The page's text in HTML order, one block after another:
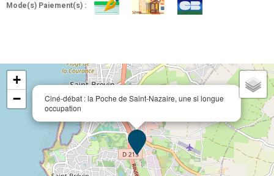
Mode(s) Paiement(s) :
Ciné-débat : la Poche de Saint-Nazaire, une si longue
occupation
+
−